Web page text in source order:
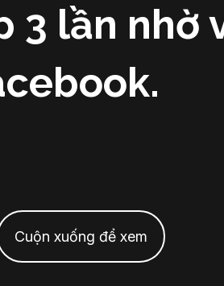
lần nhờ
Cuộn xuống để xem